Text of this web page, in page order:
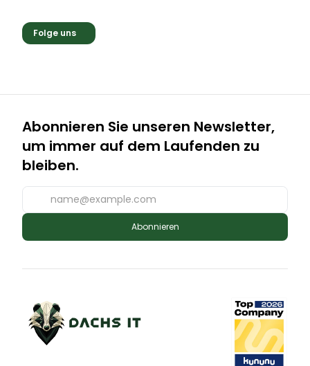
Folge uns
Abonnieren Sie unseren Newsletter,
um immer auf dem Laufenden zu
bleiben.
Abonnieren